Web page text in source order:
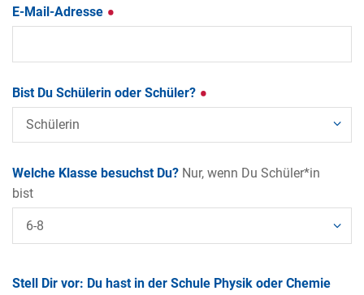
E-Mail-Adresse
Bist Du Schülerin oder Schüler?
Welche Klasse besuchst Du? Nur, wenn Du Schüler*in
bist
Stell Dir vor: Du hast in der Schule Physik oder Chemie